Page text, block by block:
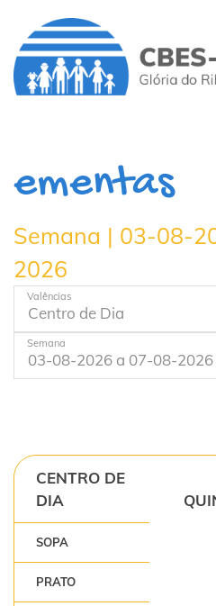
ementas
Semana | 03-08-
2026
Valências
Semana
CENTRO DE
DIA
SOPA
PRATO